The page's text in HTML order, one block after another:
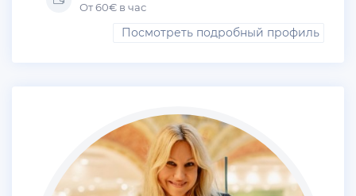
От 60€ в час
Посмотреть подробный профиль